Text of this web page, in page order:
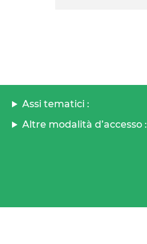
Assi tematici :
Altre modalità d’accesso :